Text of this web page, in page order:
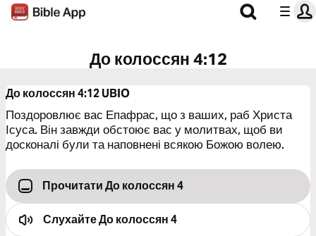
До колоссян 4:12
До колоссян 4:12UBIO
Поздоровлює вас Епафрас, що з ваших, раб Христа
Ісуса. Він завжди обстоює вас у молитвах, щоб ви
досконалі були та наповнені всякою Божою волею.
Прочитати До колоссян 4
СлухайтеДо колоссян 4